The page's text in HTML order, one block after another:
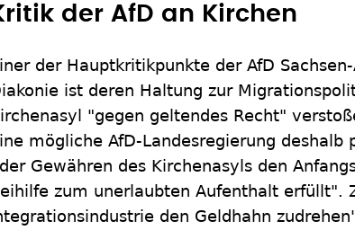
der AfD an Kirchen
der Hauptkritikpunkte der AfD
ist deren Haltung zur
"gegen geltendes Recht"
mögliche AfD-Landesregierung
Gewähren des Kirchenasyls den
zum unerlaubten Aufenthalt erfüllt".
den Geldhahn